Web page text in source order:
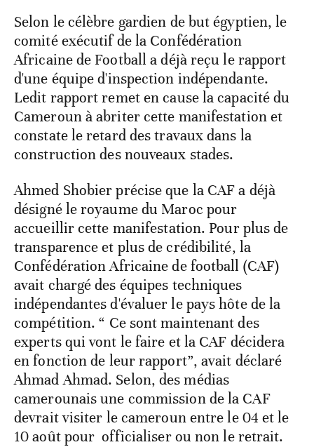
Selon le célèbre gardien de but égyptien, le
comité exécutif de la Confédération
Africaine de Football a déjà reçu le rapport
d'une équipe d'inspection indépendante.
Ledit rapport remet en cause la capacité du
Cameroun à abriter cette manifestation et
constate le retard des travaux dans la
construction des nouveaux stades.
Ahmed Shobier précise que la CAF a déjà
désigné le royaume du Maroc pour
accueillir cette manifestation. Pour plus de
transparence et plus de crédibilité, la
Confédération Africaine de football (CAF)
avait chargé des équipes techniques
indépendantes d'évaluer le pays hôte de la
compétition. “ Ce sont maintenant des
experts qui vont le faire et la CAF décidera
en fonction de leur rapport”, avait déclaré
Ahmad Ahmad. Selon, des médias
camerounais une commission de la CAF
devrait visiter le cameroun entre le 04 et le
10 août pour officialiser ou non le retrait.